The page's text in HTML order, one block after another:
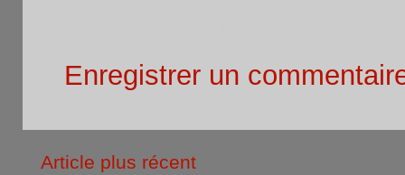
Enregistrer un
Article plus récent